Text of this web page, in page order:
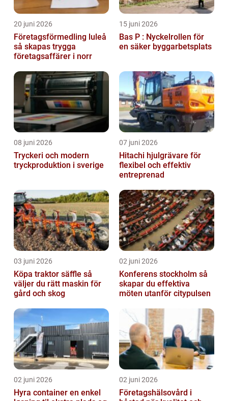
20 juni 2026
Företagsförmedling luleå
så skapas trygga
företagsaffärer i norr
15 juni 2026
Bas P : Nyckelrollen för
en säker byggarbetsplats
08 juni 2026
Tryckeri och modern
tryckproduktion i sverige
07 juni 2026
Hitachi hjulgrävare för
flexibel och effektiv
entreprenad
03 juni 2026
Köpa traktor säffle så
väljer du rätt maskin för
gård och skog
02 juni 2026
Konferens stockholm så
skapar du effektiva
möten utanför citypulsen
02 juni 2026
Hyra container en enkel
02 juni 2026
Företagshälsovård i